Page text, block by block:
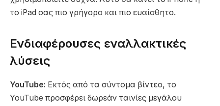
το iPad σας πιο γρήγορο και πιο ευαίσθητο.
Ενδιαφέρουσες εναλλακτικές
λύσεις
YouTube: Εκτός από τα σύντομα βίντεο, το
YouTube προσφέρει δωρεάν ταινίες μεγάλου